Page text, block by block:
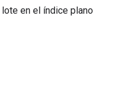
en el índice plano